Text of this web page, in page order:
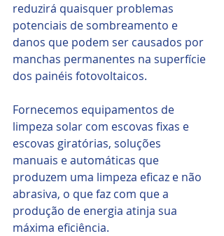
reduzirá quaisquer problemas
potenciais de sombreamento e
danos que podem ser causados ​​por
manchas permanentes na superfície
dos painéis fotovoltaicos.
Fornecemos equipamentos de
limpeza solar com escovas fixas e
escovas giratórias, soluções
manuais e automáticas que
produzem uma limpeza eficaz e não
abrasiva, o que faz com que a
produção de energia atinja sua
máxima eficiência.